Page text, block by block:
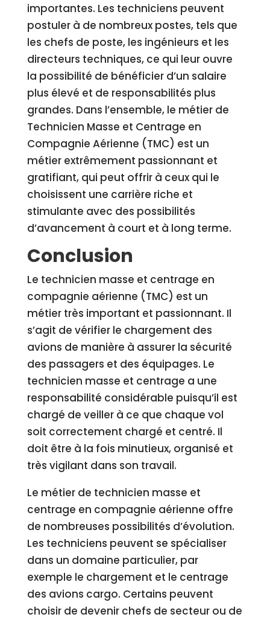
importantes. Les techniciens peuvent
postuler à de nombreux postes, tels que
les chefs de poste, les ingénieurs et les
directeurs techniques, ce qui leur ouvre
la possibilité de bénéficier d’un salaire
plus élevé et de responsabilités plus
grandes. Dans l’ensemble, le métier de
Technicien Masse et Centrage en
Compagnie Aérienne (TMC) est un
métier extrêmement passionnant et
gratifiant, qui peut offrir à ceux qui le
choisissent une carrière riche et
stimulante avec des possibilités
d’avancement à court et à long terme.
Conclusion
Le technicien masse et centrage en
compagnie aérienne (TMC) est un
métier très important et passionnant. Il
s’agit de vérifier le chargement des
avions de manière à assurer la sécurité
des passagers et des équipages. Le
technicien masse et centrage a une
responsabilité considérable puisqu’il est
chargé de veiller à ce que chaque vol
soit correctement chargé et centré. Il
doit être à la fois minutieux, organisé et
très vigilant dans son travail.
Le métier de technicien masse et
centrage en compagnie aérienne offre
de nombreuses possibilités d’évolution.
Les techniciens peuvent se spécialiser
dans un domaine particulier, par
exemple le chargement et le centrage
des avions cargo. Certains peuvent
choisir de devenir chefs de secteur ou de